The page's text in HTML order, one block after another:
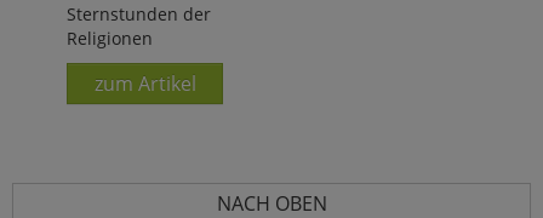
Sternstunden der
Religionen
zum Artikel
NACH OBEN